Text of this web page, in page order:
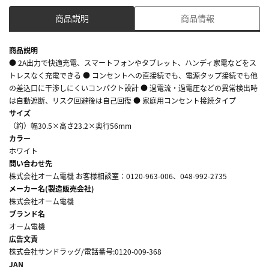
商品説明 商品情報
商品説明
● 2A出力で快適充電、スマートフォンやタブレット、ハンディ家電などをス
トレスなく充電できる ● コンセントへの直接続でも、電源タップ接続でも他
の差込口に干渉しにくいコンパクト設計 ● 過電流・過電圧などの異常検出時
は自動遮断、リスク回避後は自己回復 ● 家庭用コンセント接続タイプ
サイズ
（約）幅30.5×高さ23.2×奥行56mm
カラー
ホワイト
問い合わせ先
株式会社オーム電機 お客様相談室：0120-963-006、048-992-2735
メーカー名(製造販売会社)
株式会社オーム電機
ブランド名
オーム電機
広告文責
株式会社サンドラッグ/電話番号:0120-009-368
JAN